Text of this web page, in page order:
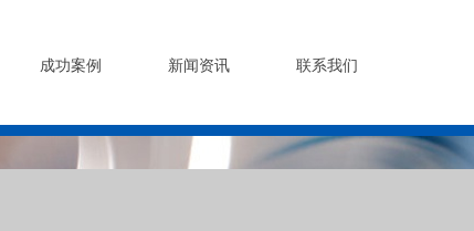
成功案例 新闻资讯 联系我们